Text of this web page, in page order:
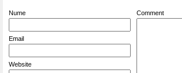
Nume
Email
Website
Comment